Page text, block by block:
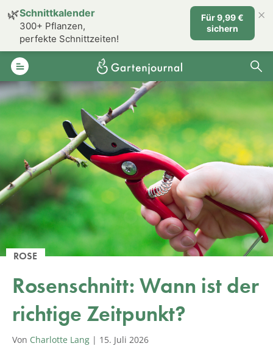
ROSE
Rosenschnitt: Wann ist der
richtige Zeitpunkt?
Von Charlotte Lang | 15. Juli 2026
🌿Schnittkalender
300+ Pflanzen,
perfekte Schnittzeiten!
Für 9,99 €
sichern
×